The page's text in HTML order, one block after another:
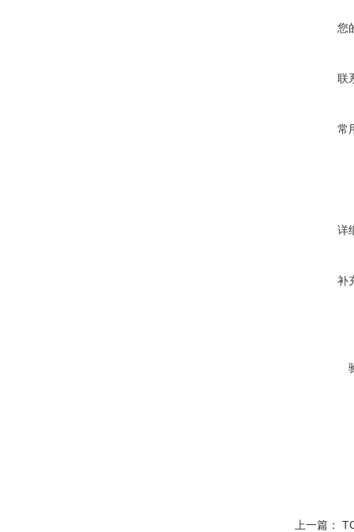
您
联
常
详
补
上一篇：